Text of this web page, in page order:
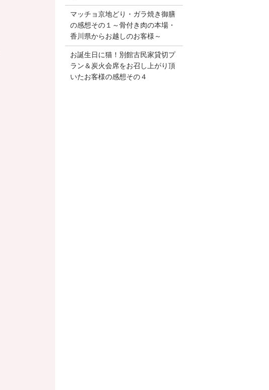
マッチョ京地どり・ガラ焼き御膳
の感想その１～骨付き肉の本場・
香川県からお越しのお客様～
お誕生日に猫！別館古民家貸切プ
ラン＆炭火会席をお召し上がり頂
いたお客様の感想その４